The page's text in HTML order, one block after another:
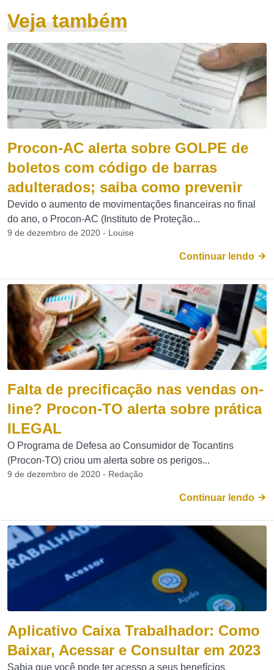
Veja também
Procon-AC alerta sobre GOLPE de
boletos com código de barras
adulterados; saiba como prevenir
Devido o aumento de movimentações financeiras no final
do ano, o Procon-AC (Instituto de Proteção...
9 de dezembro de 2020 - Louise
Continuar lendo
Falta de precificação nas vendas on-
line? Procon-TO alerta sobre prática
ILEGAL
O Programa de Defesa ao Consumidor de Tocantins
(Procon-TO) criou um alerta sobre os perigos...
9 de dezembro de 2020 - Redação
Continuar lendo
Aplicativo Caixa Trabalhador: Como
Baixar, Acessar e Consultar em 2023
Sabia que você pode ter acesso a seus benefícios